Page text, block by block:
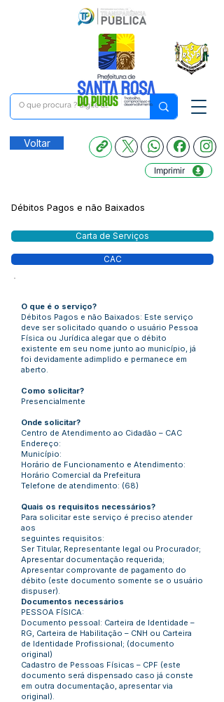
Voltar
Imprimir
Débitos Pagos e não Baixados
Carta de Serviços
CAC
O que é o serviço?
Débitos Pagos e não Baixados: Este serviço
deve ser solicitado quando o usuário Pessoa
Física ou Jurídica alegar que o débito
existente em seu nome junto ao município, já
foi devidamente adimplido e permanece em
aberto.
Como solicitar?
Presencialmente
Onde solicitar?
Centro de Atendimento ao Cidadão – CAC
Endereço:
Município:
Horário de Funcionamento e Atendimento:
Horário Comercial da Prefeitura
Telefone de atendimento: (68)
Quais os requisitos necessários?
Para solicitar este serviço é preciso atender
aos
seguintes requisitos:
Ser Titular, Representante legal ou Procurador;
Apresentar documentação requerida;
Apresentar comprovante de pagamento do
débito (este documento somente se o usuário
dispuser).
Documentos necessários
PESSOA FÍSICA:
Documento pessoal: Carteira de Identidade –
RG, Carteira de Habilitação – CNH ou Carteira
de Identidade Profissional; (documento
original)
Cadastro de Pessoas Físicas – CPF (este
documento será dispensado caso já conste
em outra documentação, apresentar via
original).